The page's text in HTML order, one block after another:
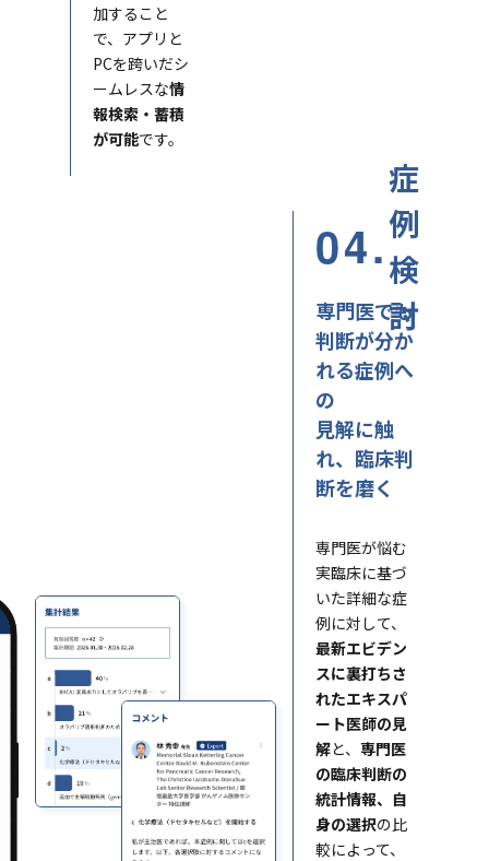
加すること
で、アプリと
PCを跨いだシ
ームレスな情
報検索・蓄積
が可能です。
04.
症
例
検
討
専門医でも
判断が分か
れる症例へ
の
見解に触
れ、臨床判
断を磨く
専門医が悩む
実臨床に基づ
いた詳細な症
例に対して、
最新エビデン
スに裏打ちさ
れたエキスパ
ート医師の見
解と、 専門医
の臨床判断の
統計情報、自
身の選択の比
較によって、